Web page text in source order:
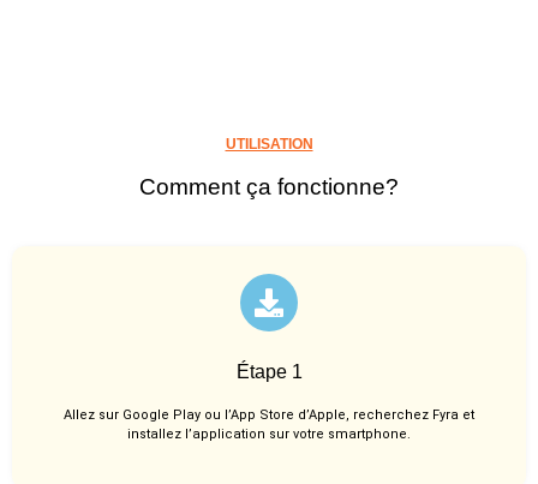
UTILISATION
Comment ça fonctionne?
Étape 1
Allez sur Google Play ou l’App Store d’Apple, recherchez Fyra et
installez l’application sur votre smartphone.